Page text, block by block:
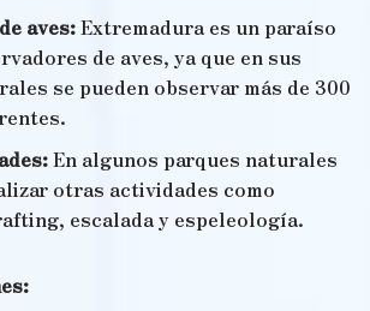
aves:Extremadura es un paraíso
de aves, ya que en sus
se pueden observar más de 300
En algunos parques naturales
otras actividades como
escalada y espeleología.